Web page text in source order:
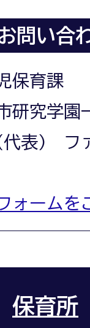
問い合
保育課
研究学園
代表) フ
ォームを
保育所